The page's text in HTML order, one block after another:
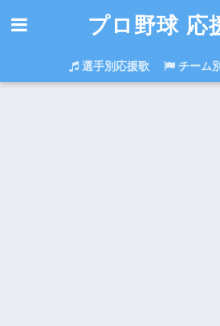
プロ野球 応
選手別応援歌 チーム